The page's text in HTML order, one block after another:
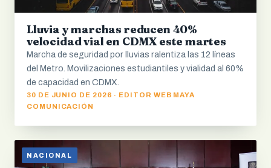
Lluvia y marchas reducen 40%
velocidad vial en CDMX este martes
Marcha de seguridad por lluvias ralentiza las 12 líneas
del Metro. Movilizaciones estudiantiles y vialidad al 60%
de capacidad en CDMX.
30 DE JUNIO DE 2026 · EDITOR WEB MAYA
COMUNICACIÓN
NACIONAL